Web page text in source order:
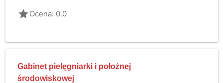
gradeOcena: 0.0
Gabinet pielęgniarki i położnej
środowiskowej